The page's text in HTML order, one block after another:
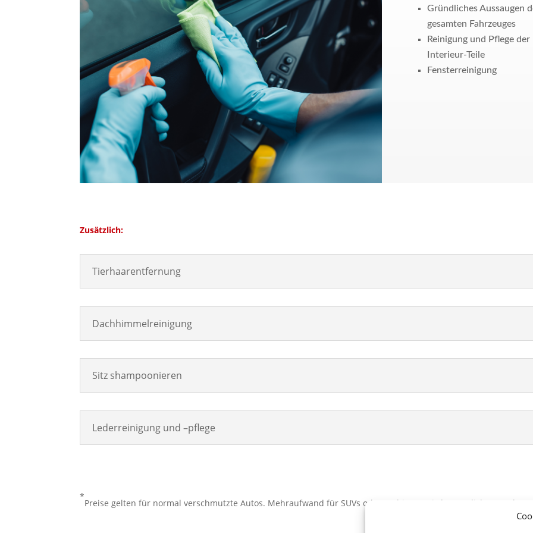
Gründliches Aussaugen
gesamten Fahrzeuges
Reinigung und Pflege der
Interieur-Teile
Fensterreinigung
Zusätzlich:
Tierhaarentfernung
Dachhimmelreinigung
Sitz shampoonieren
Lederreinigung und –pflege
*
Preise gelten für normal verschmutzte Autos. Mehraufwand für SUVs oder Multivans wird zusätzlich